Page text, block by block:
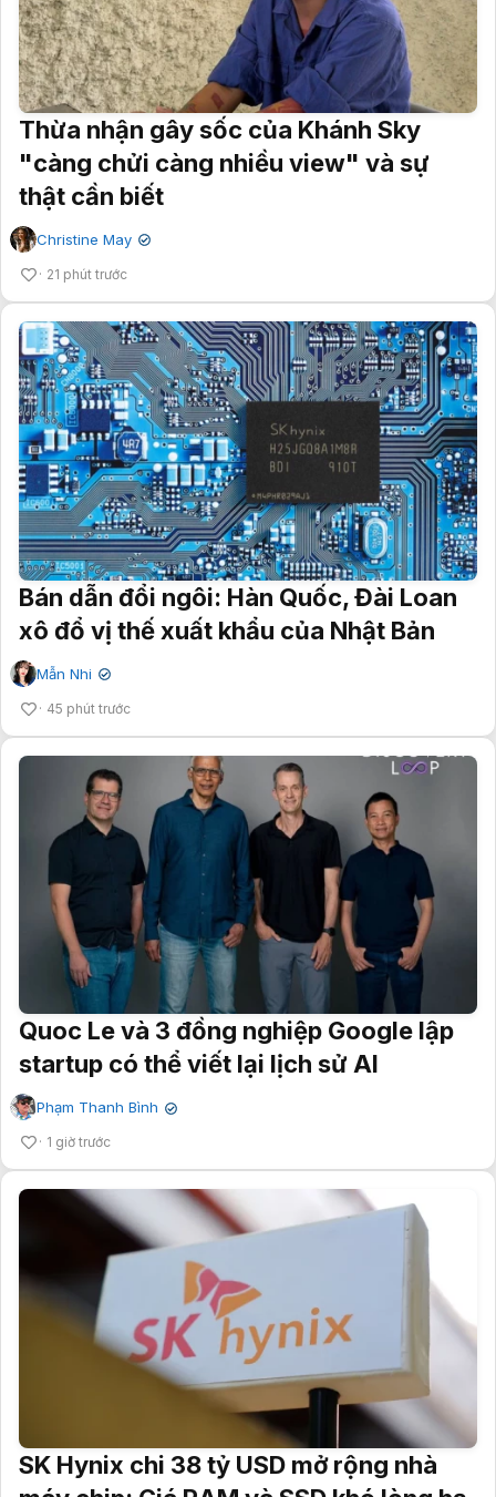
Thừa nhận gây sốc của Khánh Sky
"càng chửi càng nhiều view" và sự
thật cần biết
Christine May ✔
21 phút trước
Bán dẫn đổi ngôi: Hàn Quốc, Đài Loan
xô đổ vị thế xuất khẩu của Nhật Bản
Mẫn Nhi ✔
45 phút trước
Quoc Le và 3 đồng nghiệp Google lập
startup có thể viết lại lịch sử AI
Phạm Thanh Bình ✔
1 giờ trước
SK Hynix chi 38 tỷ USD mở rộng nhà